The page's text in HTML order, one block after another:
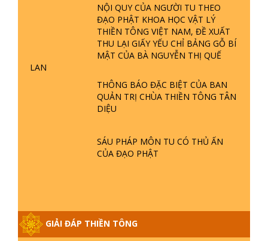
NỘI QUY CỦA NGƯỜI TU THEO
ĐẠO PHẬT KHOA HỌC VẬT LÝ
THIỀN TÔNG VIỆT NAM, ĐỀ XUẤT
THU LẠI GIẤY YẾU CHỈ BẢNG GỖ BÍ
MẬT CỦA BÀ NGUYỄN THỊ QUẾ
LAN
THÔNG BÁO ĐẶC BIỆT CỦA BAN
QUẢN TRỊ CHÙA THIỀN TÔNG TÂN
DIỆU
SÁU PHÁP MÔN TU CÓ THỦ ẤN
CỦA ĐẠO PHẬT
GIẢI ĐÁP THIỀN TÔNG
ĐỨC CHÚA TRỜI LÀ AI? QUỶ SA
TĂNG? | TTTD
GIẢI ĐÁP THIỀN TÔNG ĐẶC BIỆT P22
- TẠI SAO TRÁI ĐẤT NHIỀU THIÊN TAI
- LŨ LỤT - HỎA HOẠN | TTTD
GIẢI ĐÁP THIỀN TÔNG ĐẶC BIỆT P21
- TẠI SAO ĐỨC PHẬT BƯỚC ĐI 7
GIẢI ĐÁP VỀ LỄ TIỄN THIỀN TÔNG SƯ
GIẢI ĐÁP THIỀN TÔNG ĐẶC BIỆT
PHẦN 20 - BÁC NGUYỄN NHÂN LÀ AI?
PHIỀN NÃO DO ĐÂU MÀ CÓ?